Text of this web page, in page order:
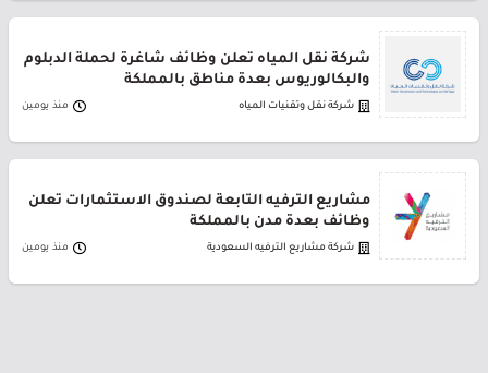
شركة نقل المياه تعلن وظائف شاغرة لحملة الدبلوم
والبكالوريوس بعدة مناطق بالمملكة
شركة نقل وتقنيات المياه منذ يومين
مشاريع الترفيه التابعة لصندوق الاستثمارات تعلن
وظائف بعدة مدن بالمملكة
شركة مشاريع الترفيه السعودية منذ يومين